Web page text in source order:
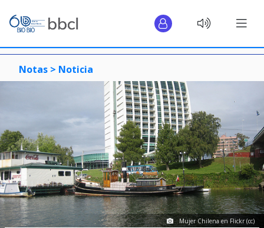
Notas > Noticia
Mujer Chilena en Flickr (cc)